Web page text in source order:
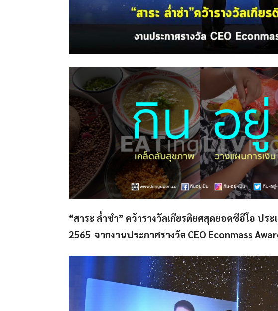
“สาระ ล่ำซำ” คว้ารางวัลเกียรติยศสุดยอดซีอีโอ ป
2565 จากงานประกาศรางวัล CEO Econmass